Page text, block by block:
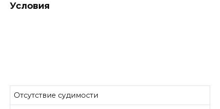
Условия
Отсутствие судимости